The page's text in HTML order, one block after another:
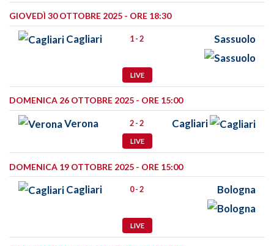
GIOVEDÌ 30 OTTOBRE 2025 - ORE 18:30
Cagliari 1 - 2 Sassuolo
LIVE
DOMENICA 26 OTTOBRE 2025 - ORE 15:00
Verona 2 - 2 Cagliari
LIVE
DOMENICA 19 OTTOBRE 2025 - ORE 15:00
Cagliari 0 - 2 Bologna
LIVE